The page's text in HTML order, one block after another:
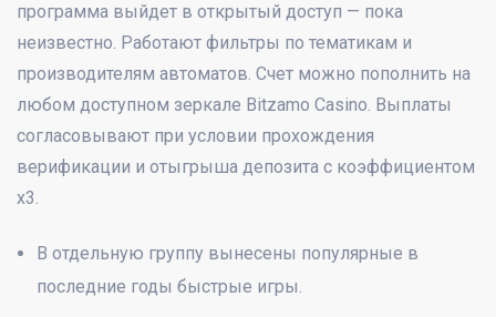
программа выйдет в открытый доступ — пока
неизвестно. Работают фильтры по тематикам и
производителям автоматов. Счет можно пополнить на
любом доступном зеркале Bitzamo Casino. Выплаты
согласовывают при условии прохождения
верификации и отыгрыша депозита с коэффициентом
х3.
В отдельную группу вынесены популярные в
последние годы быстрые игры.